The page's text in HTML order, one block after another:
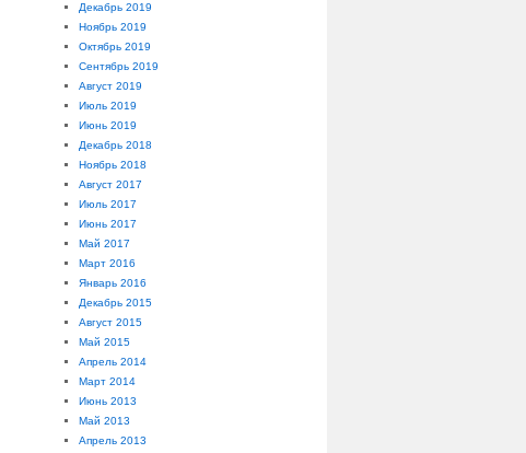
Декабрь 2019
Ноябрь 2019
Октябрь 2019
Сентябрь 2019
Август 2019
Июль 2019
Июнь 2019
Декабрь 2018
Ноябрь 2018
Август 2017
Июль 2017
Июнь 2017
Май 2017
Март 2016
Январь 2016
Декабрь 2015
Август 2015
Май 2015
Апрель 2014
Март 2014
Июнь 2013
Май 2013
Апрель 2013